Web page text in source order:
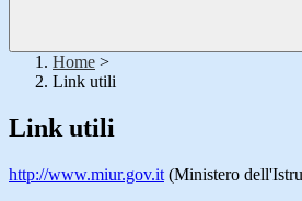
Home >
Link utili
Link utili
http://www.miur.gov.it (Ministero